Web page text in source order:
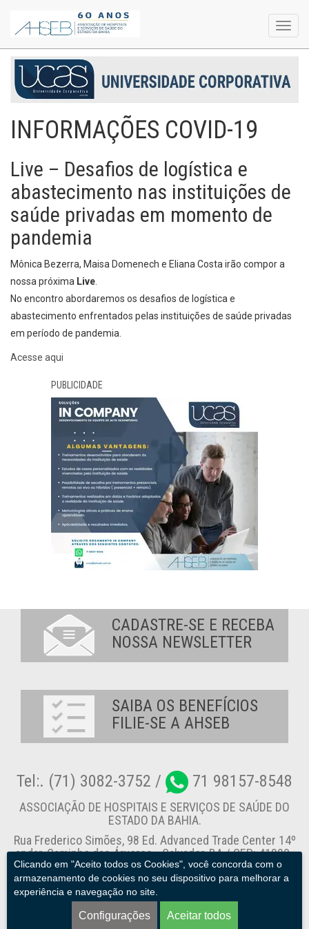
INFORMAÇÕES COVID-19
Live – Desafios de logística e
abastecimento nas instituições de
saúde privadas em momento de
pandemia
Mônica Bezerra, Maisa Domenech e Eliana Costa irão compor a
nossa próxima Live.
No encontro abordaremos os desafios de logística e
abastecimento enfrentados pelas instituições de saúde privadas
em período de pandemia.
Acesse aqui
PUBLICIDADE
Clicando em "Aceito todos os Cookies", você concorda com o
armazenamento de cookies no seu dispositivo para melhorar a
experiência e navegação no site.
Configurações Aceitar todos
CADASTRE-SE E RECEBA
NOSSA NEWSLETTER
SAIBA OS BENEFÍCIOS
FILIE-SE A AHSEB
Tel:. (71) 3082-3752 / 71 98157-8548
ASSOCIAÇÃO DE HOSPITAIS E SERVIÇOS DE SAÚDE DO
ESTADO DA BAHIA.
Rua Frederico Simões, 98 Ed. Advanced Trade Center 14º
andar, Caminho das Árvores - Salvador-BA / CEP: 41820-
774
Canal de Denúncia
AHSEB. © 2013 - 2026. Todos os direitos reservados.